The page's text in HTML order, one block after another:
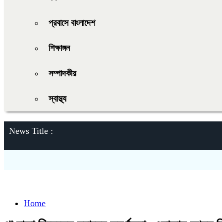
প্রবাসে বাংলাদেশ
শিক্ষাঙ্গন
সম্পাদকীয়
স্বাস্থ্য
News Title :
Home